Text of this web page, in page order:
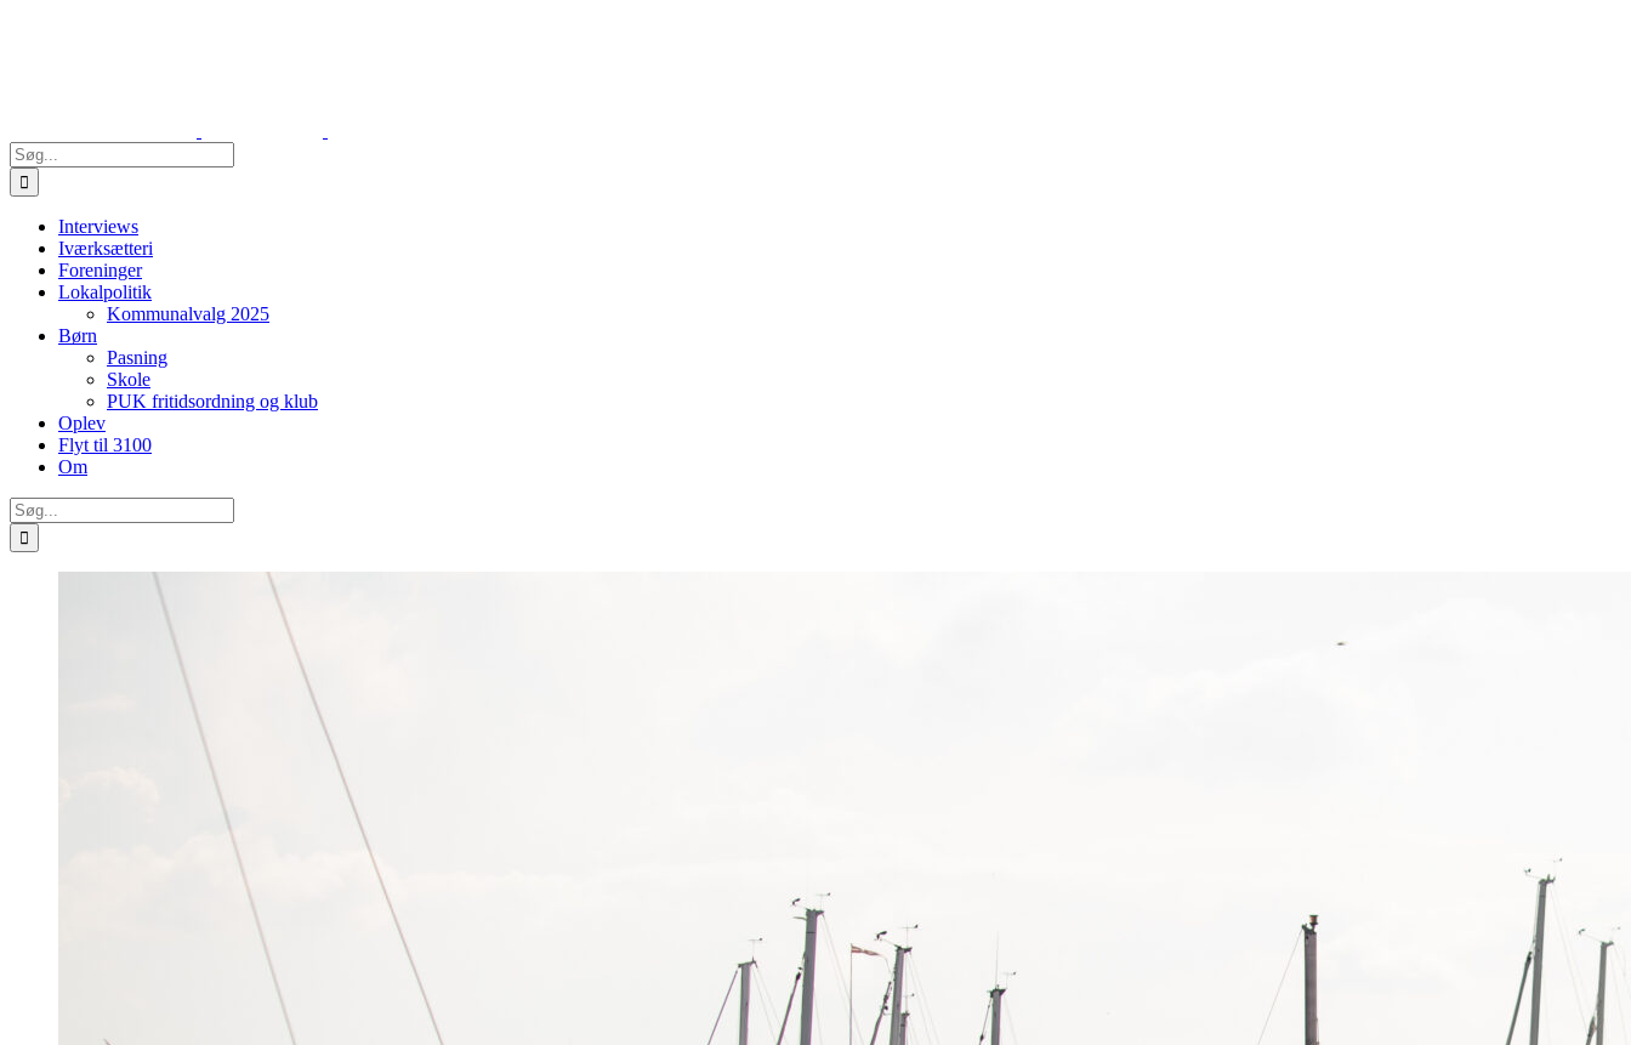
Søg
efter:
Interviews
Iværksætteri
Foreninger
Lokalpolitik
Kommunalvalg 2025
Børn
Pasning
Skole
PUK fritidsordning og klub
Oplev
Flyt til 3100
Om
Søg
efter: